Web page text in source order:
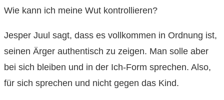
Wie kann ich meine Wut kontrollieren?
Jesper Juul sagt, dass es vollkommen in Ordnung ist,
seinen Ärger authentisch zu zeigen. Man solle aber
bei sich bleiben und in der Ich-Form sprechen. Also,
für sich sprechen und nicht gegen das Kind.